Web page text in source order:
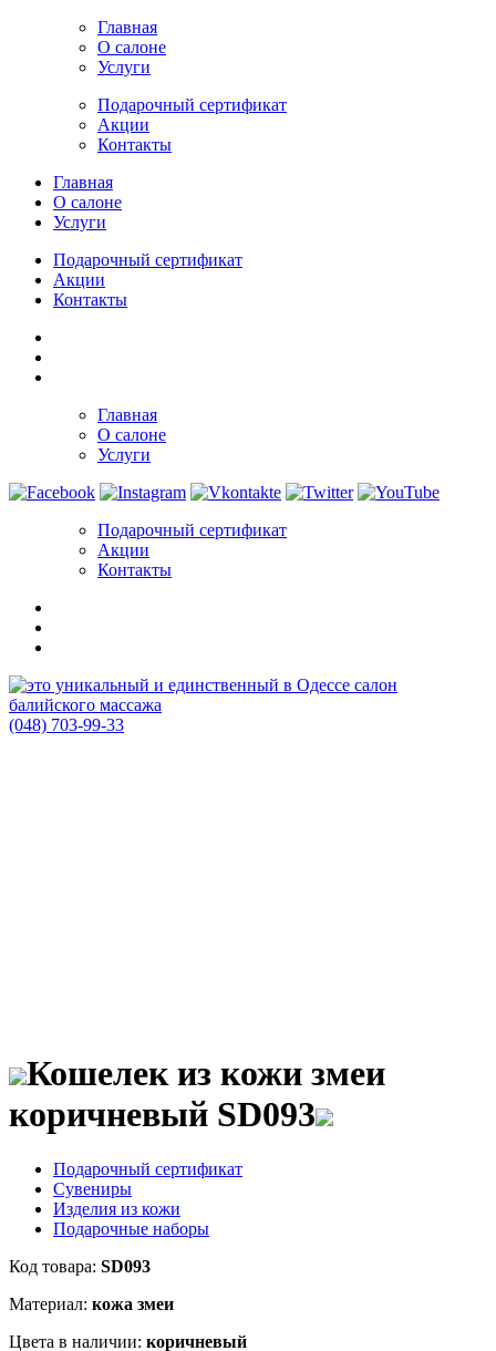
Главная
О салоне
Услуги
Подарочный сертификат
Акции
Контакты
Главная
О салоне
Услуги
Подарочный сертификат
Акции
Контакты
Главная
О салоне
Услуги
Подарочный сертификат
Акции
Контакты
(048) 703-99-33
Кошелек из кожи змеи
коричневый SD093
Подарочный сертификат
Сувениры
Изделия из кожи
Подарочные наборы
Код товара: SD093
Материал: кожа змеи
Цвета в наличии: коричневый